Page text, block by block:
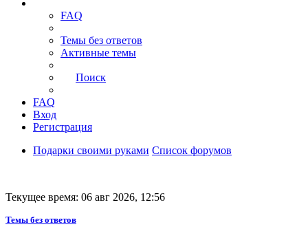
FAQ
Темы без ответов
Активные темы
Поиск
FAQ
Вход
Регистрация
Подарки своими руками Список форумов
Текущее время: 06 авг 2026, 12:56
Темы без ответов